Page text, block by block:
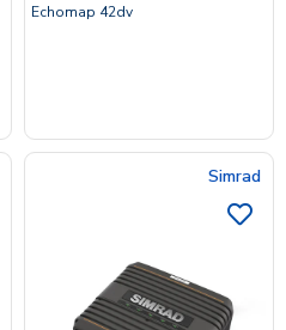
Echomap 42dv
Simrad